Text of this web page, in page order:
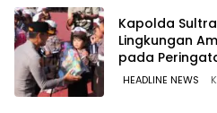
Kapolda
Lingkungan
pada
2026
HEADLINE NEWS